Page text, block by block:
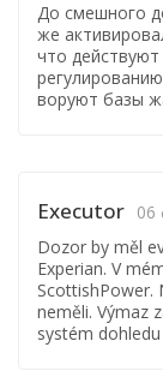
До смешного
же
что
воруют базы
Executor 06
Dozor by měl
Experian. V
ScottishPower.
neměli. Výmaz
systém